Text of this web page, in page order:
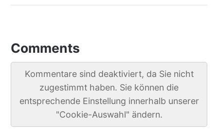
Comments
Kommentare sind deaktiviert, da Sie nicht
zugestimmt haben. Sie können die
entsprechende Einstellung innerhalb unserer
"Cookie-Auswahl" ändern.